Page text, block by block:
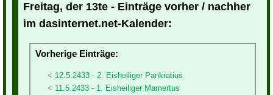
Freitag, der 13te - Einträge vorher / nachher
im dasinternet.net-Kalender:
Vorherige Einträge:
12.5.2433 - 2. Eisheiliger Pankratius
11.5.2433 - 1. Eisheiliger Mamertus